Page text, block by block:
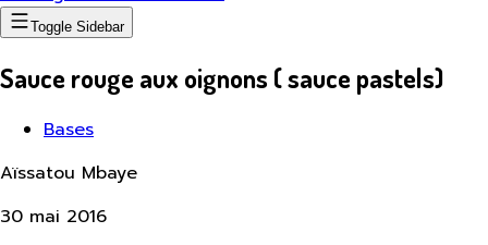
Toggle Sidebar
Sauce rouge aux oignons ( sauce pastels)
Bases
Aïssatou Mbaye
30 mai 2016